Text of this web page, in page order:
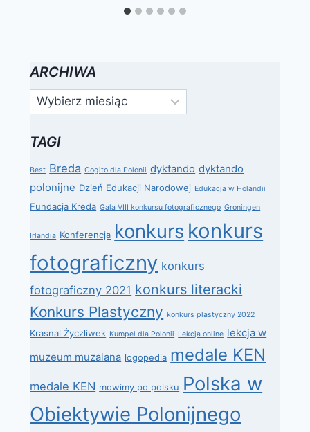
ARCHIWA
Archiwa
TAGI
Best Breda Cogito dla Polonii dyktando dyktando
polonijne Dzień Edukacji Narodowej Edukacja w Holandii
Fundacja Kreda Gala VIII konkursu fotograficznego Groningen
Irlandia Konferencja konkurs konkurs
fotograficzny konkurs
fotograficzny 2021 konkurs literacki
Konkurs Plastyczny konkurs plastyczny 2022
Krasnal Życzliwek Kumpel dla Polonii Lekcja online lekcja w
muzeum muzalana logopedia medale KEN
medale KEN mowimy po polsku Polska w
Obiektywie Polonijnego